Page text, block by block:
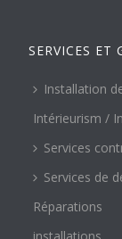
SERVICES ET
Installation
Intérieurism /
Services
Services de
Réparations